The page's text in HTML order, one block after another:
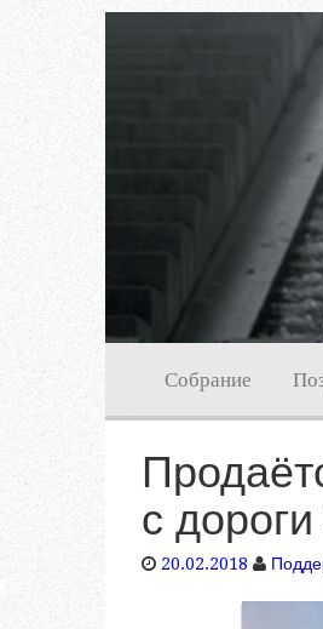
Собрание
с
20.02.2018